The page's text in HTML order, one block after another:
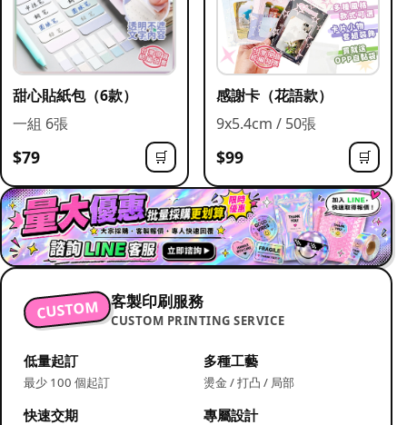
甜心貼紙包（6款）
一組 6張
$79 🛒
感謝卡（花語款）
9x5.4cm / 50張
$99 🛒
CUSTOM 客製印刷服務
CUSTOM PRINTING SERVICE
低量起訂
最少 100 個起訂
多種工藝
燙金 / 打凸 / 局部
快速交期 專屬設計